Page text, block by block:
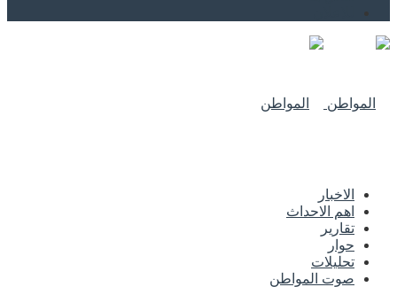
الاخبار
اهم الاحداث
تقارير
حوار
تحليلات
صوت المواطن